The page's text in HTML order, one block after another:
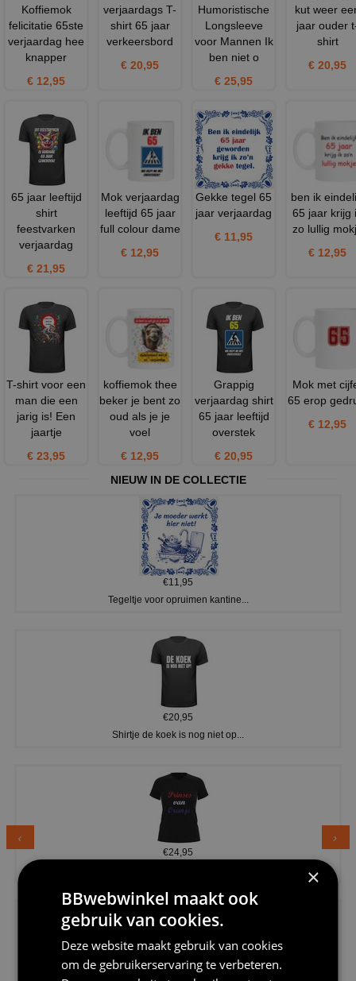
Koffiemok
felicitatie 65ste
verjaardag hee
knapper
€ 12,95
verjaardags T-
shirt 65 jaar
verkeersbord
€ 20,95
Humoristische
Longsleeve
voor Mannen Ik
ben niet o
€ 25,95
kut weer
jaar ouder
shirt
€ 20,95
65 jaar leeftijd
shirt
feestvarken
verjaardag
€ 21,95
Mok verjaardag
leeftijd 65 jaar
full colour dame
€ 12,95
Gekke tegel 65
jaar verjaardag
€ 11,95
ben ik
65 jaar krijg
zo lullig
€ 12,95
T-shirt voor een
man die een
jarig is! Een
jaartje
€ 23,95
koffiemok thee
beker je bent zo
oud als je je
voel
€ 12,95
Grappig
verjaardag shirt
65 jaar leeftijd
overstek
€ 20,95
Mok met
65 erop
€ 12,95
NIEUW IN DE COLLECTIE
€11,95
Tegeltje voor opruimen kantine...
€20,95
Shirtje de koek is nog niet op...
€24,95
×
BBwebwinkel maakt ook
gebruik van cookies.
Deze website maakt gebruik van cookies
om de gebruikerservaring te verbeteren.